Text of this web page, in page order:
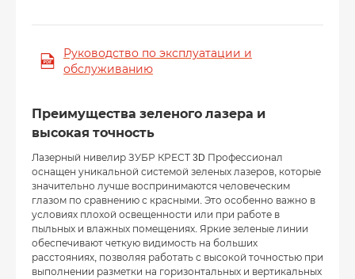
Руководство по эксплуатации и
обслуживанию
Преимущества зеленого лазера и
высокая точность
Лазерный нивелир ЗУБР КРЕСТ 3D Профессионал
оснащен уникальной системой зеленых лазеров, которые
значительно лучше воспринимаются человеческим
глазом по сравнению с красными. Это особенно важно в
условиях плохой освещенности или при работе в
пыльных и влажных помещениях. Яркие зеленые линии
обеспечивают четкую видимость на больших
расстояниях, позволяя работать с высокой точностью при
выполнении разметки на горизонтальных и вертикальных